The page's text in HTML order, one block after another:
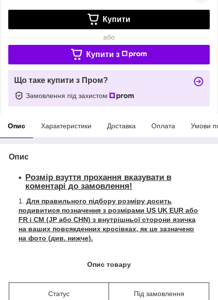
Купити
або
Купити з
Що таке купити з Пром?
Замовлення під захистом
Опис Характеристики Доставка Оплата Умови
Опис
Розмір взуття прохання вказувати в
коментарі до замовлення!
Для правильного підбору розміру досить
подивитися позначення з розмірами US UK EUR або
FR і СМ (JP або CHN) з внутрішньої сторони язичка
на ваших повсякденних кросівках, як це зазначено
на фото (див. нижче).
Опис товару
Статус Під замовлення